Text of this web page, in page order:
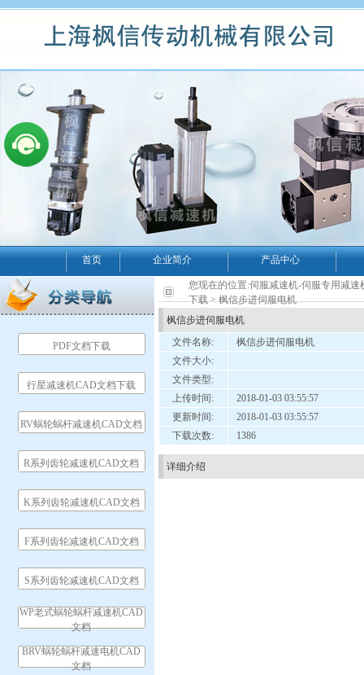
首页 企业简介 产品中心
PDF文档下载
行星减速机CAD文档下载
RV蜗轮蜗杆减速机CAD文档
R系列齿轮减速机CAD文档
K系列齿轮减速机CAD文档
F系列齿轮减速机CAD文档
S系列齿轮减速机CAD文档
WP老式蜗轮蜗杆减速机CAD
文档
BRV蜗轮蜗杆减速电机CAD
文档
您现在的位置:伺服减速机-伺服专用减
下载> 枫信步进伺服电机
枫信步进伺服电机
文件名称:
枫信步进伺服电机
文件大小:
文件类型:
上传时间:
2018-01-03 03:55:57
更新时间:
2018-01-03 03:55:57
下载次数:
1386
详细介绍